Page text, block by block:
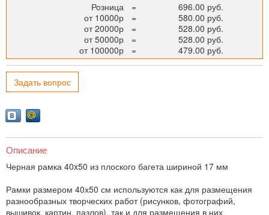
Розница
=
696.00 руб.
от 10000р
=
580.00 руб.
от 20000р
=
528.00 руб.
от 50000р
=
528.00 руб.
от 100000р
= 479.00 руб.
Задать вопрос
Описание
Черная рамка 40x50 из плоского багета шириной 17 мм
Рамки размером 40х50 см используются как для размещения
разнообразных творческих работ (рисунков, фотографий,
вышивок, картин, пазлов), так и для размещения в них